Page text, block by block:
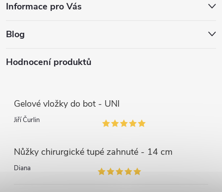
Informace pro Vás
Blog
Hodnocení produktů
Gelové vložky do bot - UNI
Jiří Čurlin
Nůžky chirurgické tupé zahnuté - 14 cm
Diana